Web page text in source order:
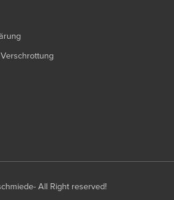
All Right reserved!